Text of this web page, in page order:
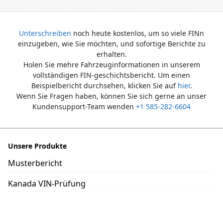
Unterschreiben noch heute kostenlos, um so viele FINn
einzugeben, wie Sie möchten, und sofortige Berichte zu
erhalten.
Holen Sie mehre Fahrzeuginformationen in unserem
vollständigen FIN-geschichtsbericht. Um einen
Beispielbericht durchsehen, klicken Sie auf hier.
Wenn Sie Fragen haben, können Sie sich gerne an unser
Kundensupport-Team wenden +1 585-282-6604
Unsere Produkte
Musterbericht
Kanada VIN-Prüfung